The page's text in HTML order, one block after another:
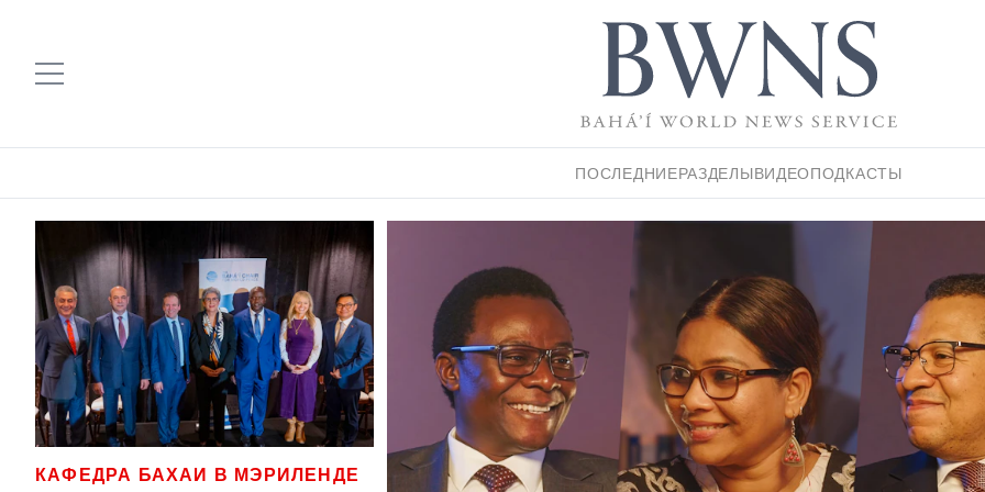
ПОСЛЕДНИЕРАЗДЕЛЫВИДЕОПОДКАСТЫ
КАФЕДРА БАХАИ В МЭРИЛЕНДЕ